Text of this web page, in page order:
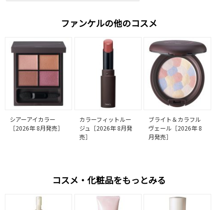
ファンケルの他のコスメ
シアーアイカラー
［2026年 8月発売］
カラーフィットルー
ジュ［2026年 8月発
売］
ブライト＆カラフル
ヴェール［2026年 8
月発売］
コスメ・化粧品をもっとみる